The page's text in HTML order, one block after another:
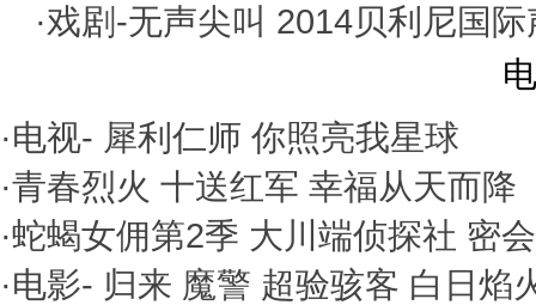
·戏剧-无声尖叫 2014贝利尼国
·电视- 犀利仁师 你照亮我星球
·青春烈火 十送红军 幸福从天而降
·蛇蝎女佣第2季 大川端侦探社 密会
·电影- 归来 魔警 超验骇客 白日焰